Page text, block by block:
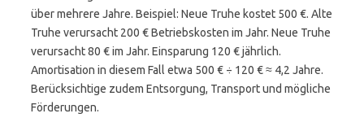
über mehrere Jahre. Beispiel: Neue Truhe kostet 500 €. Alte
Truhe verursacht 200 € Betriebskosten im Jahr. Neue Truhe
verursacht 80 € im Jahr. Einsparung 120 € jährlich.
Amortisation in diesem Fall etwa 500 € ÷ 120 € ≈ 4,2 Jahre.
Berücksichtige zudem Entsorgung, Transport und mögliche
Förderungen.